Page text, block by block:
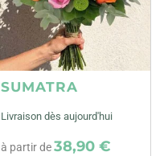
SUMATRA
Livraison dès aujourd'hui
à partir de38,90 €